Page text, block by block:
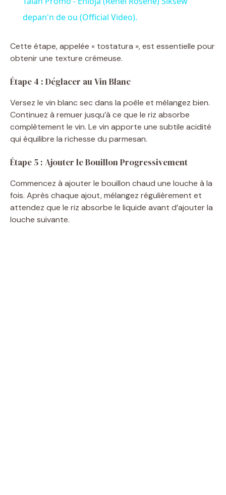
a
y
V
i
d
e
o
depan'n de ou (Official Video).
Cette étape, appelée « tostatura », est essentielle pour
obtenir une texture crémeuse.
Étape 4 : Déglacer au Vin Blanc
Versez le vin blanc sec dans la poêle et mélangez bien.
Continuez à remuer jusqu’à ce que le riz absorbe
complètement le vin. Le vin apporte une subtile acidité
qui équilibre la richesse du parmesan.
Étape 5 : Ajouter le Bouillon Progressivement
Commencez à ajouter le bouillon chaud une louche à la
fois. Après chaque ajout, mélangez régulièrement et
attendez que le riz absorbe le liquide avant d’ajouter la
louche suivante.